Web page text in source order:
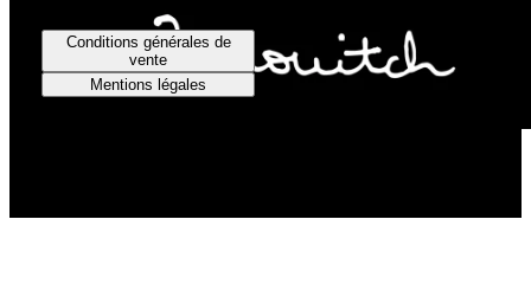
Conditions générales de
vente
Mentions légales